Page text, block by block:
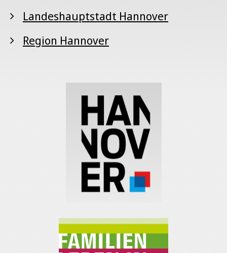
Landeshauptstadt Hannover
Region Hannover